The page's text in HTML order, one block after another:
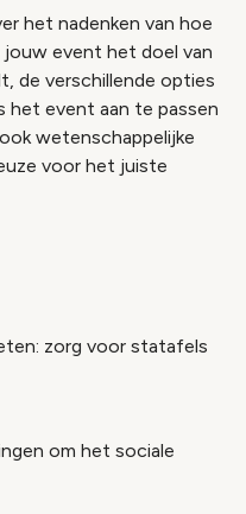
het nadenken van hoe
event het doel van
de verschillende opties
het event aan te passen
wetenschappelijke
voor het juiste
zorg voor statafels
om het sociale